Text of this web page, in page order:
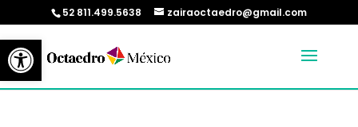
Abrir barra de herramientas
52 811.499.5638 zairaoctaedro@gmail.com